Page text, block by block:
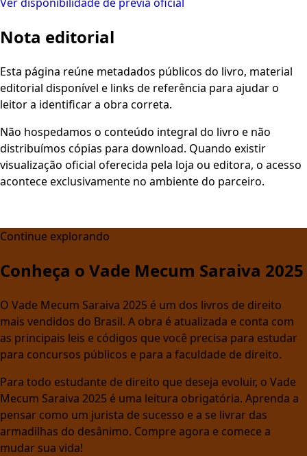
Nota editorial
Esta página reúne metadados públicos do livro, material
editorial disponível e links de referência para ajudar o
leitor a identificar a obra correta.
Não hospedamos o conteúdo integral do livro e não
distribuímos cópias para download. Quando existir
visualização oficial oferecida pela loja ou editora, o acesso
acontece exclusivamente no ambiente do parceiro.
Continue explorando
Conheça o Vade Mecum Saraiva 2025
O Vade Mecum Saraiva 2025 é um dos livros de direito
mais vendidos do Brasil. A obra é atualizada e conta com
as principais leis e códigos que você precisa para estudar
para concursos públicos e para a faculdade de direito.
Para todo estudante de direito que deseja evoluir, o Vade
Mecum Saraiva 2025 é uma leitura obrigatória. Aprenda a
pensar como um jurista de sucesso e a se livrar das
armadilhas do desânimo. Compre agora e comece a
mudar sua vida!